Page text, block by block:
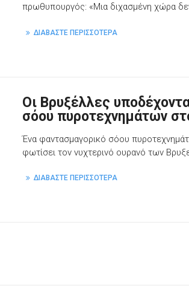
πρωθυπουργός: «Μια διχασμένη χώρα
ΔΙΑΒΑΣΤΕ ΠΕΡΙΣΣΟΤΕΡΑ
Οι Βρυξέλλες
σόου πυροτεχνημάτων
Ένα φαντασμαγορικό σόου
φωτίσει τον νυχτερινό ουρανό των
ΔΙΑΒΑΣΤΕ ΠΕΡΙΣΣΟΤΕΡΑ